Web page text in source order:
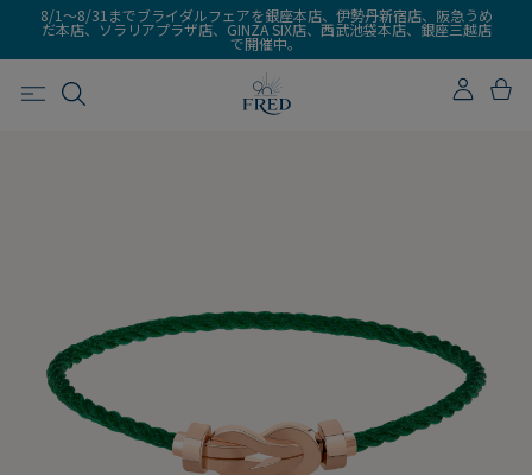
8/1～8/31までブライダルフェアを銀座本店、伊勢丹新宿店、阪急うめ
だ本店、ソラリアプラザ店、GINZA SIX店、西武池袋本店、銀座三越店
で開催中。